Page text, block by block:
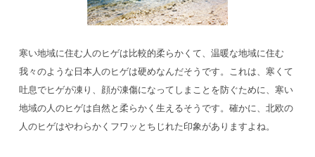
寒い地域に住む人のヒゲは比較的柔らかくて、温暖な地域に住む
我々のような日本人のヒゲは硬めなんだそうです。これは、寒くて
吐息でヒゲが凍り、顔が凍傷になってしまことを防ぐために、寒い
地域の人のヒゲは自然と柔らかく生えるそうです。確かに、北欧の
人のヒゲはやわらかくフワッとちじれた印象がありますよね。